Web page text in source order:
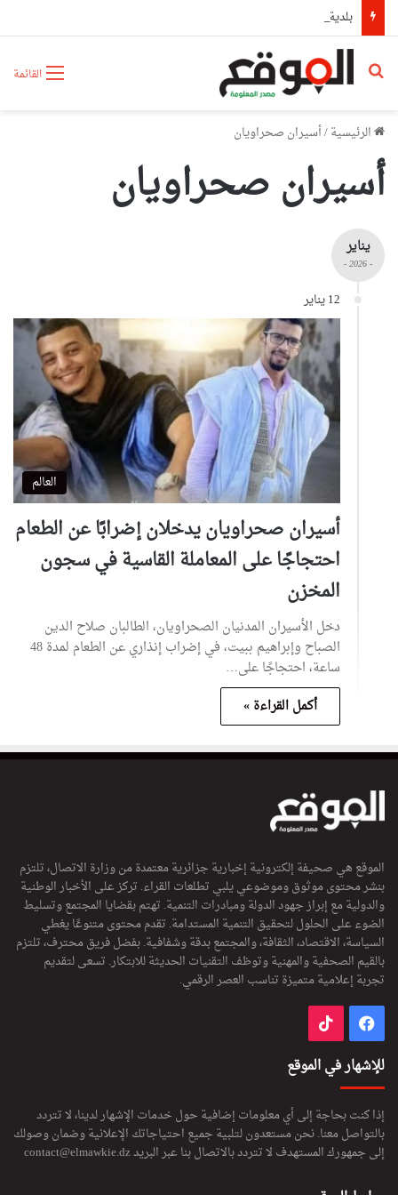
القائمة بحث عن
الرئيسية/أسيران صحراويان
أسيران صحراويان
يناير
- 2026 -
12 يناير
العالم
أسيران صحراويان يدخلان إضرابًا عن الطعام
احتجاجًا على المعاملة القاسية في سجون
المخزن
دخل الأسيران المدنيان الصحراويان، الطالبان صلاح الدين
الصباح وإبراهيم ببيت، في إضراب إنذاري عن الطعام لمدة 48
ساعة، احتجاجًا على…
أكمل القراءة »
الموقع هي صحيفة إلكترونية إخبارية جزائرية معتمدة من وزارة الاتصال، تلتزم
بنشر محتوى موثوق وموضوعي يلبي تطلعات القراء. تركز على الأخبار الوطنية
والدولية مع إبراز جهود الدولة ومبادرات التنمية. تهتم بقضايا المجتمع وتسليط
الضوء على الحلول لتحقيق التنمية المستدامة. تقدم محتوى متنوعًا يغطي
السياسة، الاقتصاد، الثقافة، والمجتمع بدقة وشفافية. بفضل فريق محترف، تلتزم
بالقيم الصحفية والمهنية وتوظف التقنيات الحديثة للابتكار. تسعى لتقديم
تجربة إعلامية متميزة تناسب العصر الرقمي.
فيسبوك
للإشهار في الموقع
إذا كنت بحاجة إلى أي معلومات إضافية حول خدمات الإشهار لدينا، لا تتردد
بالتواصل معنا. نحن مستعدون لتلبية جميع احتياجاتك الإعلانية وضمان وصولك
إلى جمهورك المستهدف لا تتردد بالاتصال بنا عبر البريدcontact@elmawkie.dz